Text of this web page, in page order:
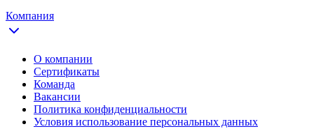
Компания
О компании
Сертификаты
Команда
Вакансии
Политика конфиденциальности
Условия использование персональных данных